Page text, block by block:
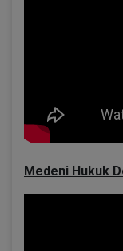
Medeni Hukuk